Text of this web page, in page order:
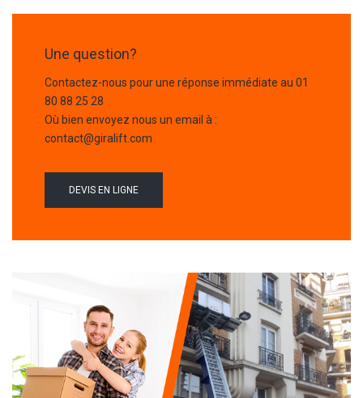
Une question?
Contactez-nous pour une réponse immédiate au 01
80 88 25 28
Où bien envoyez nous un email à :
contact@giralift.com
DEVIS EN LIGNE